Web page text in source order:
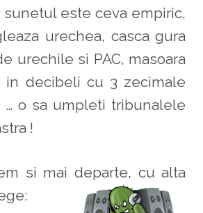
este ceva empiric,
urechea, casca gura
urechile si PAC, masoara
in decibeli cu 3 zecimale
o sa umpleti tribunalele
!
si mai departe, cu alta